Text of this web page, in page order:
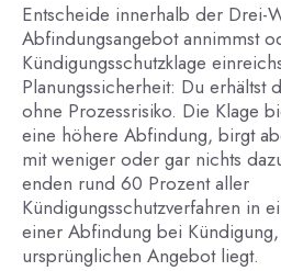
Entscheide innerhalb der Drei-
Abfindungsangebot annimmst
Kündigungsschutzklage
Planungssicherheit: Du erhältst
ohne Prozessrisiko. Die Klage
eine höhere Abfindung, birgt
mit weniger oder gar nichts
enden rund 60 Prozent aller
Kündigungsschutzverfahren in
einer Abfindung bei
ursprünglichen Angebot liegt.